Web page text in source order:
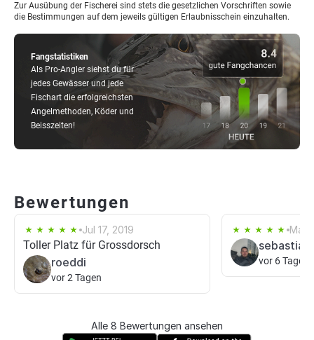
Fangstatistiken
Als Pro-Angler siehst du für
jedes Gewässer und jede
Fischart die erfolgreichsten
Angelmethoden, Köder und
Beisszeiten!
Zur Ausübung der Fischerei sind stets die gesetzlichen Vorschriften sowie
die Bestimmungen auf dem jeweils gültigen Erlaubnisschein einzuhalten.
Bewertungen
Jul 17, 2019
Toller Platz für Grossdorsch
roeddi
vor 2 Tagen
May
vor 6 Tagen
Alle 8 Bewertungen ansehen